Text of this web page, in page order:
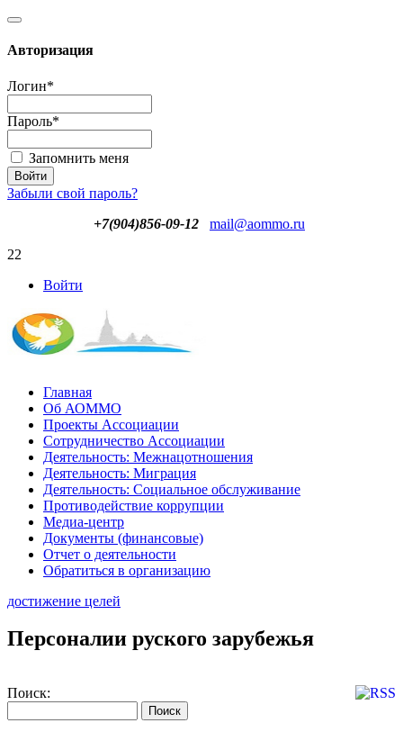
Авторизация
Логин*
Пароль*
Запомнить меня
Забыли свой пароль?
+7(904)856-09-12
mail@aommo.ru
22
Войти
Главная
Об АОММО
Проекты Ассоциации
Сотрудничество Ассоциации
Деятельность: Межнацотношения
Деятельность: Миграция
Деятельность: Социальное обслуживание
Противодействие коррупции
Медиа-центр
Документы (финансовые)
Отчет о деятельности
Обратиться в организацию
достижение целей
Персоналии руского зарубежья
Поиск: